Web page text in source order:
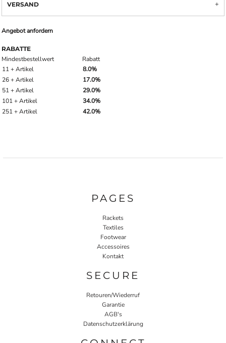
VERSAND
Angebot anfordern
RABATTE
Mindestbestellwert
Rabatt
11 + Artikel
8.0%
26 + Artikel
17.0%
51 + Artikel
29.0%
101 + Artikel
34.0%
251 + Artikel
42.0%
PAGES
Rackets
Textiles
Footwear
Accessoires
Kontakt
SECURE
Retouren/Wiederruf
Garantie
AGB's
Datenschutzerklärung